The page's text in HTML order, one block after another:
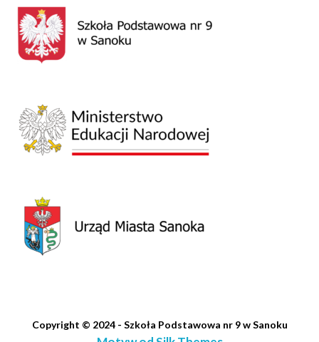
Copyright © 2024 - Szkoła Podstawowa nr 9 w Sanoku